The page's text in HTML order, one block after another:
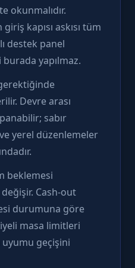
okunmalıdır.
kapısı askısı tüm
destek panel
yapılmaz.
Devre arası
sabır
ve yerel düzenlemeler
beklemesi
Cash-out
durumuna göre
masa limitleri
geçişini